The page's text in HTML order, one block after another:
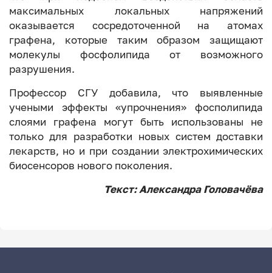
максимальных локальных напряжений
оказывается сосредоточенной на атомах
графена, которые таким образом защищают
молекулы фосфолипида от возможного
разрушения.
Профессор СГУ добавила, что выявленные
учеными эффекты «упрочнения» фосполипида
слоями графена могут быть использованы не
только для разработки новых систем доставки
лекарств, но и при создании электрохимических
биосенсоров нового поколения.
Текст: Александра Головачёва